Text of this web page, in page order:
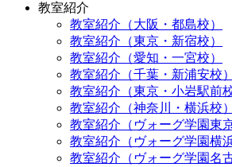
教室紹介
教室紹介（大阪・都島校）
教室紹介（東京・新宿校）
教室紹介（愛知・一宮校）
教室紹介（千葉・新浦安校）
教室紹介（東京・小岩駅前校
教室紹介（神奈川・横浜校）
教室紹介（ヴォーグ学園東京
教室紹介（ヴォーグ学園横
教室紹介（ヴォーグ学園名